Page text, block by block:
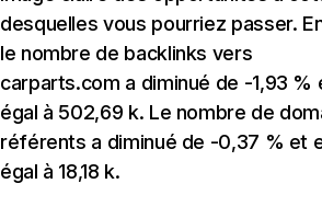
desquelles vous pourriez passer.
le nombre de backlinks vers
carparts.com a diminué de -1,93 %
égal à 502,69 k. Le nombre de
référents a diminué de -0,37 % et
égal à 18,18 k.